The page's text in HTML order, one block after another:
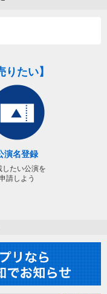
りたい】
演名登録
したい公演を
請しよう